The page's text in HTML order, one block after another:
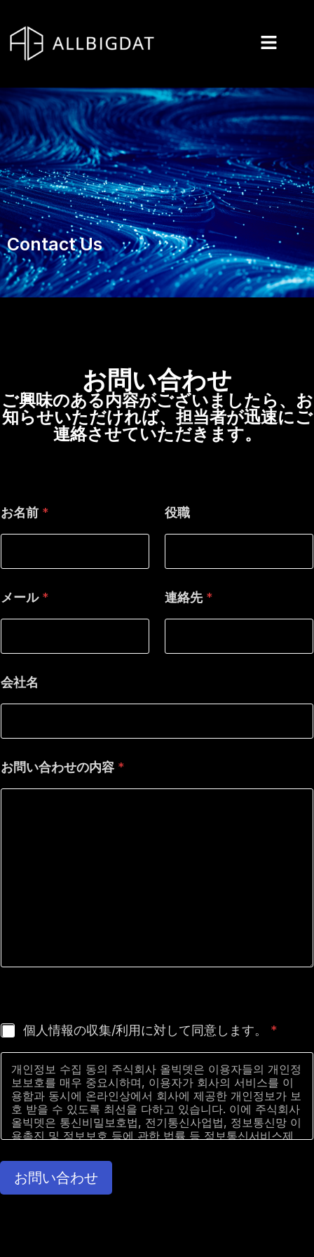
건
너
뛰
기
Contact Us
お問い合わせ
ご興味のある内容がございましたら、お
知らせいただければ、担当者が迅速にご
連絡させていただきます。
お名前 * 役職
メール * 連絡先 *
会社名
お問い合わせの内容 *
동
하
기
個人情報の収集/利用に対して同意します。 *
개인정보 수집 동의 주식회사 올빅뎃은 이용자들의 개인정
보보호를 매우 중요시하며, 이용자가 회사의 서비스를 이
용함과 동시에 온라인상에서 회사에 제공한 개인정보가 보
호 받을 수 있도록 최선을 다하고 있습니다. 이에 주식회사
올빅뎃은 통신비밀보호법, 전기통신사업법, 정보통신망 이
용촉진 및 정보보호 등에 관한 법률 등 정보통신서비스제
및 정보통신부가 제정한 개인정보보호지침을 준수하고 있
습니다. 주식회사 올빅뎃은 개인정보 처리방침을 통하여
이용자들이 제공하는 개인정보가 어떠한 용도와 방식으로
お問い合わせ